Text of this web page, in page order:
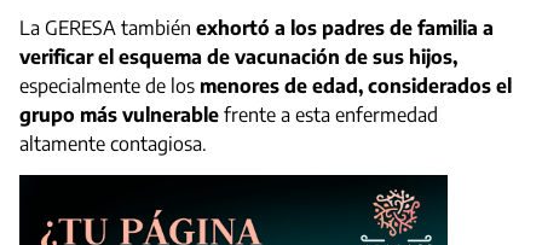
La GERESA también exhortó a los padres de familia a
verificar el esquema de vacunación de sus hijos,
especialmente de los menores de edad, considerados el
grupo más vulnerable frente a esta enfermedad
altamente contagiosa.